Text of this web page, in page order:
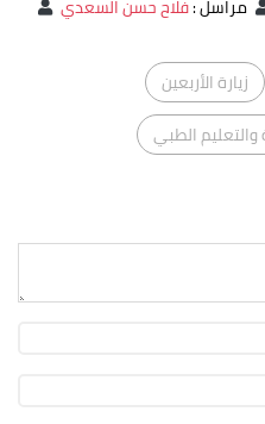
مراسل:فلاح حسن السعدي
زيارة الأربعين
الطبي